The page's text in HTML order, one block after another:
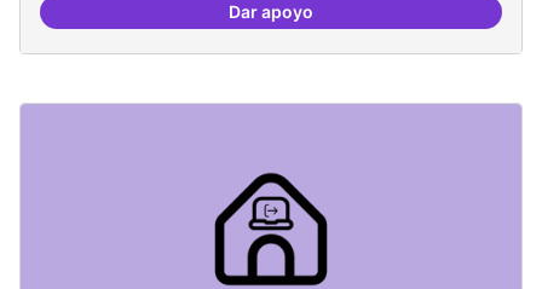
Dar apoyoFormació especialitzada en